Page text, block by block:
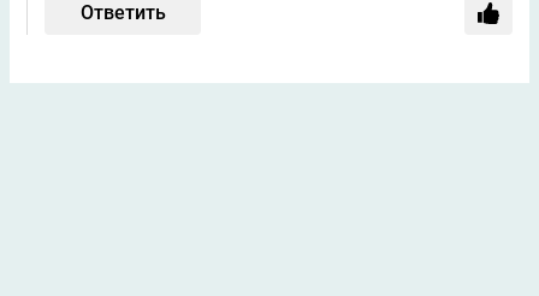
Ответить